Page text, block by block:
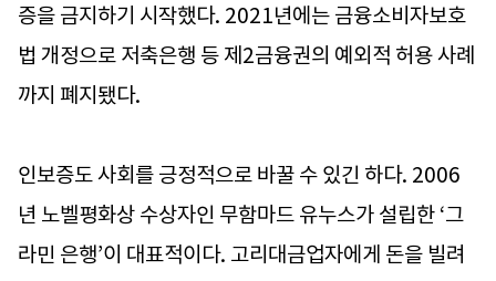
증을 금지하기 시작했다. 2021년에는 금융소비자보호
법 개정으로 저축은행 등 제2금융권의 예외적 허용 사례
까지 폐지됐다.
인보증도 사회를 긍정적으로 바꿀 수 있긴 하다. 2006
년 노벨평화상 수상자인 무함마드 유누스가 설립한 ‘그
라민 은행’이 대표적이다. 고리대금업자에게 돈을 빌려